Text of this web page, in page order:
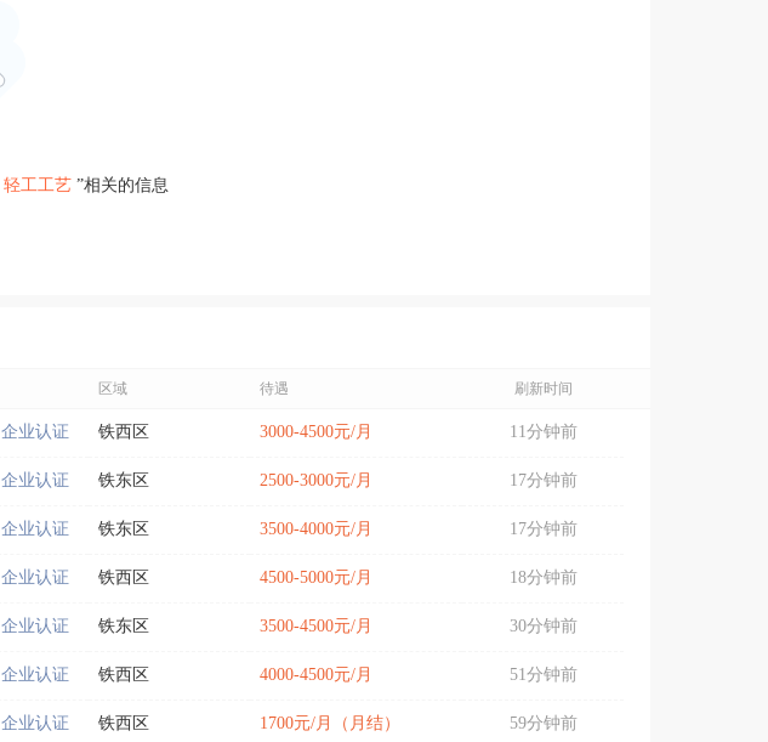
轻工工艺 ”相关的信息
区域 待遇 刷新时间
企业认证 铁西区 3000-4500元/月 11分钟前
企业认证 铁东区 2500-3000元/月 17分钟前
企业认证 铁东区 3500-4000元/月 17分钟前
企业认证 铁西区 4500-5000元/月 18分钟前
企业认证 铁东区 3500-4500元/月 30分钟前
企业认证 铁西区 4000-4500元/月 51分钟前
企业认证 铁西区 1700元/月（月结） 59分钟前